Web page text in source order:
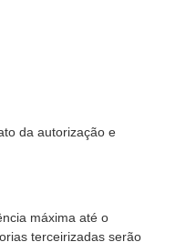
da autorização e
máxima até o
terceirizadas serão